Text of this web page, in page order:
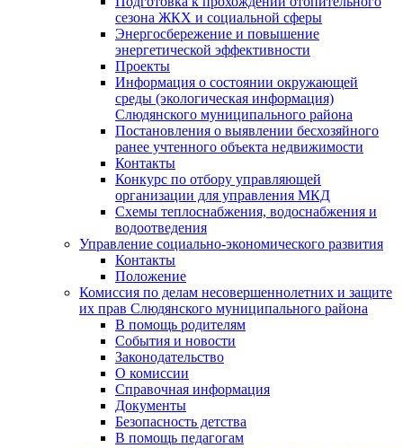
сезона ЖКХ и социальной сферы
Энергосбережение и повышение
энергетической эффективности
Проекты
Информация о состоянии окружающей
среды (экологическая информация)
Слюдянского муниципального района
Постановления о выявлении бесхозяйного
ранее учтенного объекта недвижимости
Контакты
Конкурс по отбору управляющей
организации для управления МКД
Схемы теплоснабжения, водоснабжения и
водоотведения
Управление социально-экономического развития
Контакты
Положение
Комиссия по делам несовершеннолетних и защите
их прав Слюдянского муниципального района
В помощь родителям
События и новости
Законодательство
О комиссии
Справочная информация
Документы
Безопасность детства
В помощь педагогам